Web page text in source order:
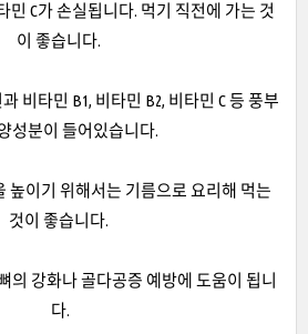
민 C가 손실됩니다. 먹기 직전에 가는 것
이 좋습니다.
비타민 B1, 비타민 B2, 비타민 C 등 풍부
성분이 들어있습니다.
높이기 위해서는 기름으로 요리해 먹는
것이 좋습니다.
의 강화나 골다공증 예방에 도움이 됩니
다.